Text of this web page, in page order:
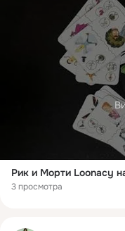
3 просмотра